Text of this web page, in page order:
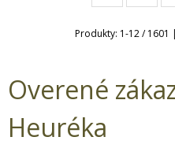
Produkty: 1-12/1601
Overené
Heuréka